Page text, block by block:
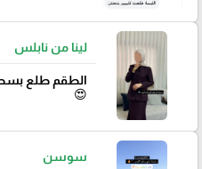
لينا من نابلس
الطقم طلع
😍
سوسن